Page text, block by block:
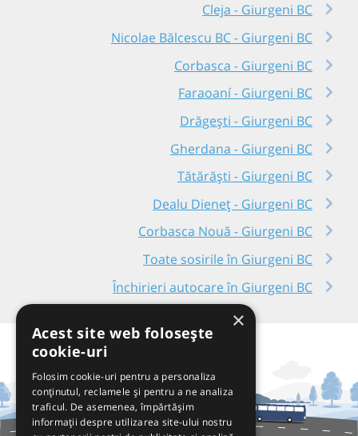
Cleja - Giurgeni BC
Nicolae Bălcescu BC - Giurgeni BC
Corbasca - Giurgeni BC
Faraoaní - Giurgeni BC
Drăgești - Giurgeni BC
Gherdana - Giurgeni BC
Tătărăști - Giurgeni BC
Dealu Dieneț - Giurgeni BC
Corbasca Nouă - Giurgeni BC
Toate sosirile în Giurgeni BC
Închirieri autocare în Giurgeni BC
×
Acest site web folosește
cookie-uri
Folosim cookie-uri pentru a personaliza
conținutul, reclamele și pentru a ne analiza
traficul. De asemenea, împărtășim
informații despre utilizarea site-ului nostru